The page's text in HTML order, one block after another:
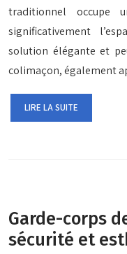
traditionnel occupe
significativement
solution élégante et
colimaçon, également
LIRE LA SUITE
Garde-corps
sécurité et